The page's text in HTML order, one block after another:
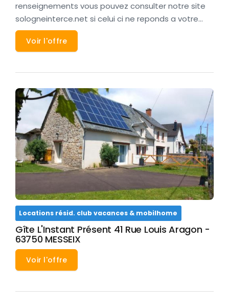
renseignements vous pouvez consulter notre site
sologneinterce.net si celui ci ne reponds a votre…
Voir l'offre
Locations résid. club vacances & mobilhome
Gîte L'Instant Présent 41 Rue Louis Aragon -
63750 MESSEIX
Voir l'offre